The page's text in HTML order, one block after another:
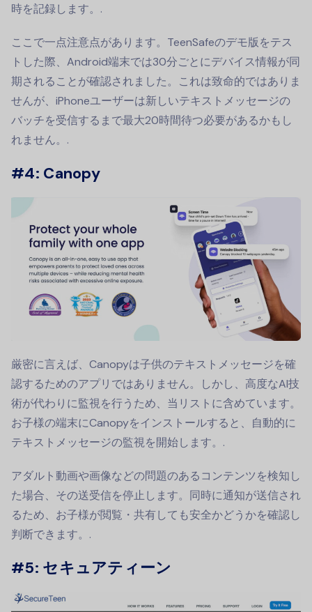
時を記録します。.
ここで一点注意点があります。TeenSafeのデモ版をテス
トした際、Android端末では30分ごとにデバイス情報が同
期されることが確認されました。これは致命的ではありま
せんが、iPhoneユーザーは新しいテキストメッセージの
バッチを受信するまで最大20時間待つ必要があるかもし
れません。.
#4: Canopy
厳密に言えば、Canopyは子供のテキストメッセージを確
認するためのアプリではありません。しかし、高度なAI技
術が代わりに監視を行うため、当リストに含めています。
お子様の端末にCanopyをインストールすると、自動的に
テキストメッセージの監視を開始します。.
アダルト動画や画像などの問題のあるコンテンツを検知し
た場合、その送受信を停止します。同時に通知が送信され
るため、お子様が閲覧・共有しても安全かどうかを確認し
判断できます。.
#5: セキュアティーン